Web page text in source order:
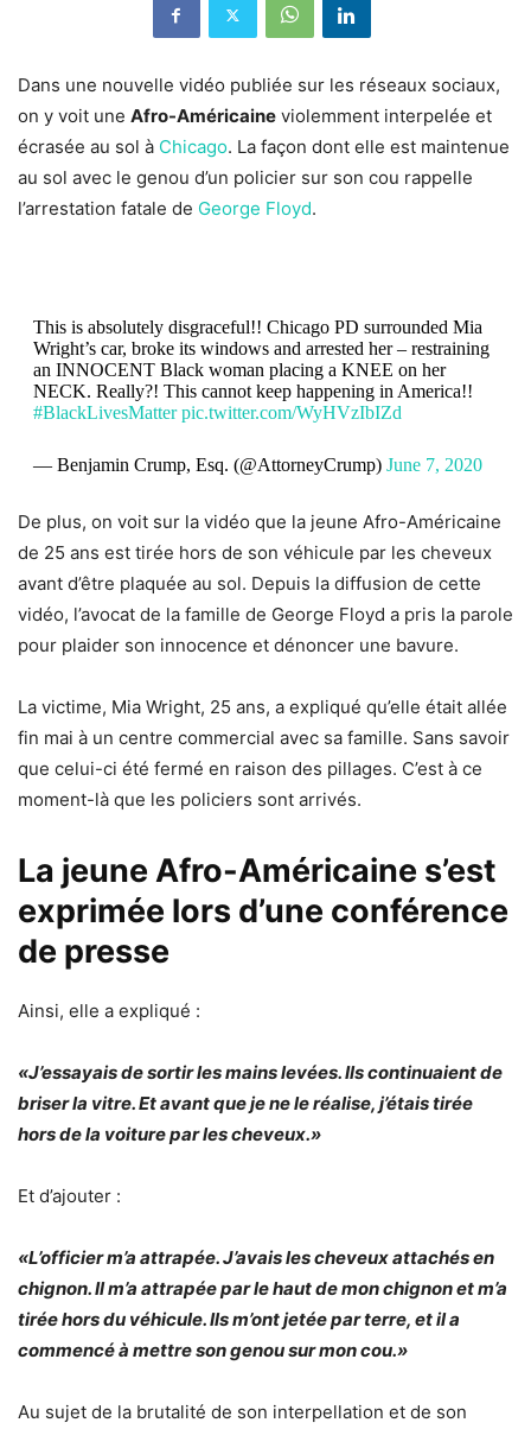
Dans une nouvelle vidéo publiée sur les réseaux sociaux,
on y voit une Afro-Américaine violemment interpelée et
écrasée au sol à Chicago. La façon dont elle est maintenue
au sol avec le genou d’un policier sur son cou rappelle
l’arrestation fatale de George Floyd.
This is absolutely disgraceful!! Chicago PD surrounded Mia
Wright’s car, broke its windows and arrested her – restraining
an INNOCENT Black woman placing a KNEE on her
NECK. Really?! This cannot keep happening in America!!
#BlackLivesMatter pic.twitter.com/WyHVzIbIZd
— Benjamin Crump, Esq. (@AttorneyCrump) June 7, 2020
De plus, on voit sur la vidéo que la jeune Afro-Américaine
de 25 ans est tirée hors de son véhicule par les cheveux
avant d’être plaquée au sol. Depuis la diffusion de cette
vidéo, l’avocat de la famille de George Floyd a pris la parole
pour plaider son innocence et dénoncer une bavure.
La victime, Mia Wright, 25 ans, a expliqué qu’elle était allée
fin mai à un centre commercial avec sa famille. Sans savoir
que celui-ci été fermé en raison des pillages. C’est à ce
moment-là que les policiers sont arrivés.
La jeune Afro-Américaine s’est
exprimée lors d’une conférence
de presse
Ainsi, elle a expliqué :
«J’essayais de sortir les mains levées. Ils continuaient de
briser la vitre. Et avant que je ne le réalise, j’étais tirée
hors de la voiture par les cheveux.»
Et d’ajouter :
«L’officier m’a attrapée. J’avais les cheveux attachés en
chignon. Il m’a attrapée par le haut de mon chignon et m’a
tirée hors du véhicule. Ils m’ont jetée par terre, et il a
commencé à mettre son genou sur mon cou.»
Au sujet de la brutalité de son interpellation et de son